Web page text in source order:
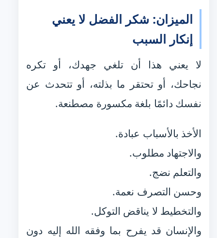
الميزان: شكر الفضل لا يعني
إنكار السبب
لا يعني هذا أن تلغي جهدك، أو تكره
نجاحك، أو تحتقر ما بذلته، أو تتحدث عن
نفسك دائمًا بلغة مكسورة مصطنعة.
الأخذ بالأسباب عبادة.
والاجتهاد مطلوب.
والتعلم نضج.
وحسن التصرف نعمة.
والتخطيط لا يناقض التوكل.
والإنسان قد يفرح بما وفقه الله إليه دون